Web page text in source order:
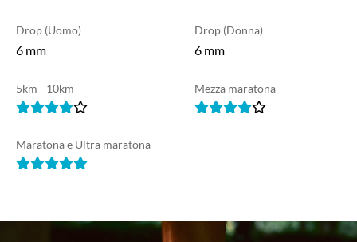
Drop (Uomo)
6 mm
Drop (Donna)
6 mm
5km - 10km Mezza maratona
Maratona e Ultra maratona